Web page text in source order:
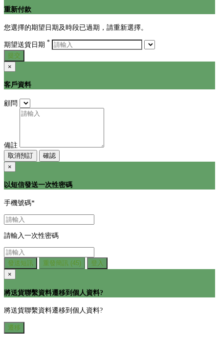
重新付款
您選擇的期望日期及時段已過期，請重新選擇。
期望送貨日期 *
提交
×
客戶資料
顧問
備註
取消預訂
確認
×
以短信發送一次性密碼
手機號碼*
請輸入一次性密碼
發送短訊 重發簡訊 (45)
登入
×
將送貨聯繫資料遷移到個人資料?
將送貨聯繫資料遷移到個人資料?
遷移